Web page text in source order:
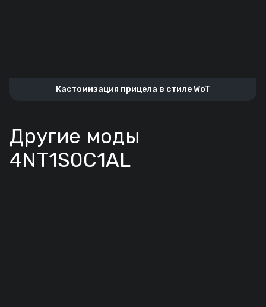
Кастомизация прицела в стиле WoT
Другие моды
4NT1S0C1AL